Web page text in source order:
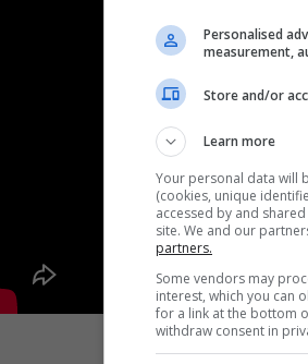
Personalised
measurement,
Store and/or
Learn more
Your personal data will
(cookies, unique
accessed by and
site. We and our
partners.
Some vendors may
interest, which you can
for a link at the bottom
withdraw consent in